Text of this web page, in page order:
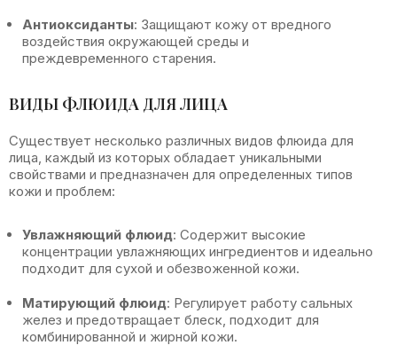
Антиоксиданты: Защищают кожу от вредного
воздействия окружающей среды и
преждевременного старения.
ВИДЫ ФЛЮИДА ДЛЯ ЛИЦА
Существует несколько различных видов флюида для
лица, каждый из которых обладает уникальными
свойствами и предназначен для определенных типов
кожи и проблем:
Увлажняющий флюид: Содержит высокие
концентрации увлажняющих ингредиентов и идеально
подходит для сухой и обезвоженной кожи.
Матирующий флюид: Регулирует работу сальных
желез и предотвращает блеск, подходит для
комбинированной и жирной кожи.